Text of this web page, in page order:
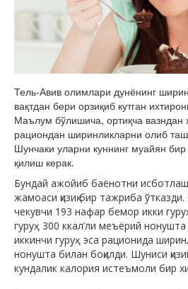
Тель-Авив олимлари дунёнинг
вақтдан бери орзиқиб кутган
Маълум бўлишича, ортиқча вазндан
рациондан ширинликларни олиб
Шунчаки уларни куннинг муайян
қилиш керак.
Бундай ажойиб баёнотни
жамоаси қизиқ бир тажриба
чекувчи 193 нафар бемор икки
гуруҳ 300 ккал’ли меъёрий нонушта
иккинчи гуруҳ эса рационида
нонушта билан боқилди. Шуниси
кундалик калория истеъмоли бир